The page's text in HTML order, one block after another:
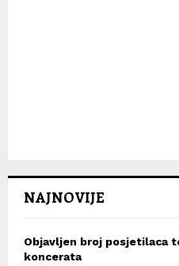
NAJNOVIJE
Objavljen broj posjetilaca
koncerata